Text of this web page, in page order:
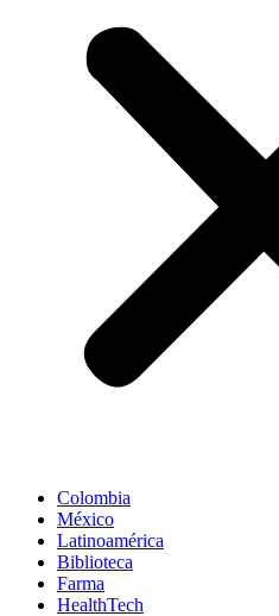
Colombia
México
Latinoamérica
Biblioteca
Farma
HealthTech